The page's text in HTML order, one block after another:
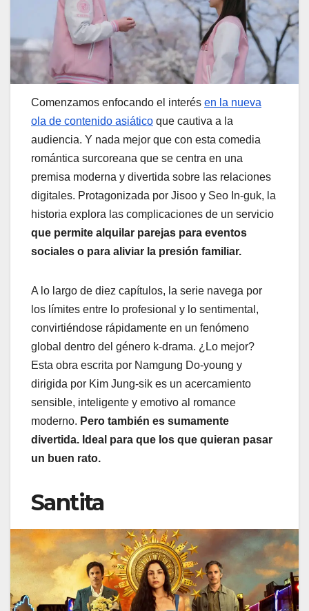
Comenzamos enfocando el interés en la nueva
ola de contenido asiático que cautiva a la
audiencia. Y nada mejor que con esta comedia
romántica surcoreana que se centra en una
premisa moderna y divertida sobre las relaciones
digitales. Protagonizada por Jisoo y Seo In-guk, la
historia explora las complicaciones de un servicio
que permite alquilar parejas para eventos
sociales o para aliviar la presión familiar.
A lo largo de diez capítulos, la serie navega por
los límites entre lo profesional y lo sentimental,
convirtiéndose rápidamente en un fenómeno
global dentro del género k-drama. ¿Lo mejor?
Esta obra escrita por Namgung Do-young y
dirigida por Kim Jung-sik es un acercamiento
sensible, inteligente y emotivo al romance
moderno. Pero también es sumamente
divertida. Ideal para que los que quieran pasar
un buen rato.
Santita